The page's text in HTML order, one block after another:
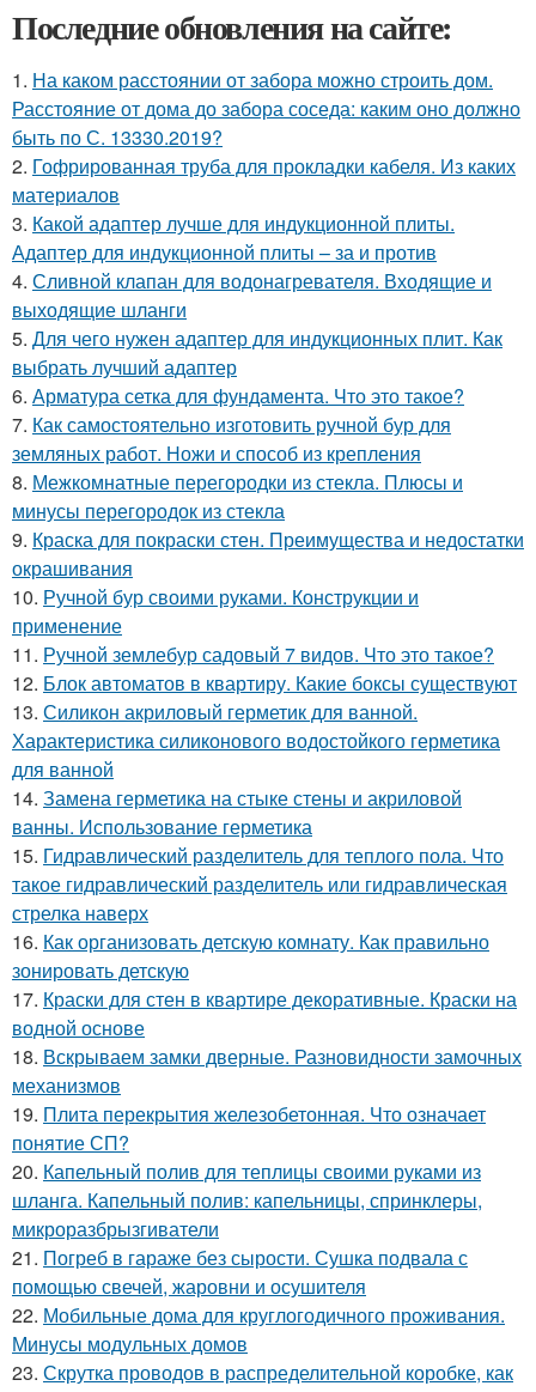
Последние обновления на сайте:
1. На каком расстоянии от забора можно строить дом.
Расстояние от дома до забора соседа: каким оно должно
быть по С. 13330.2019?
2. Гофрированная труба для прокладки кабеля. Из каких
материалов
3. Какой адаптер лучше для индукционной плиты.
Адаптер для индукционной плиты – за и против
4. Сливной клапан для водонагревателя. Входящие и
выходящие шланги
5. Для чего нужен адаптер для индукционных плит. Как
выбрать лучший адаптер
6. Арматура сетка для фундамента. Что это такое?
7. Как самостоятельно изготовить ручной бур для
земляных работ. Ножи и способ из крепления
8. Межкомнатные перегородки из стекла. Плюсы и
минусы перегородок из стекла
9. Краска для покраски стен. Преимущества и недостатки
окрашивания
10. Ручной бур своими руками. Конструкции и
применение
11. Ручной землебур садовый 7 видов. Что это такое?
12. Блок автоматов в квартиру. Какие боксы существуют
13. Силикон акриловый герметик для ванной.
Характеристика силиконового водостойкого герметика
для ванной
14. Замена герметика на стыке стены и акриловой
ванны. Использование герметика
15. Гидравлический разделитель для теплого пола. Что
такое гидравлический разделитель или гидравлическая
стрелка наверх
16. Как организовать детскую комнату. Как правильно
зонировать детскую
17. Краски для стен в квартире декоративные. Краски на
водной основе
18. Вскрываем замки дверные. Разновидности замочных
механизмов
19. Плита перекрытия железобетонная. Что означает
понятие СП?
20. Капельный полив для теплицы своими руками из
шланга. Капельный полив: капельницы, спринклеры,
микроразбрызгиватели
21. Погреб в гараже без сырости. Сушка подвала с
помощью свечей, жаровни и осушителя
22. Мобильные дома для круглогодичного проживания.
Минусы модульных домов
23. Скрутка проводов в распределительной коробке, как